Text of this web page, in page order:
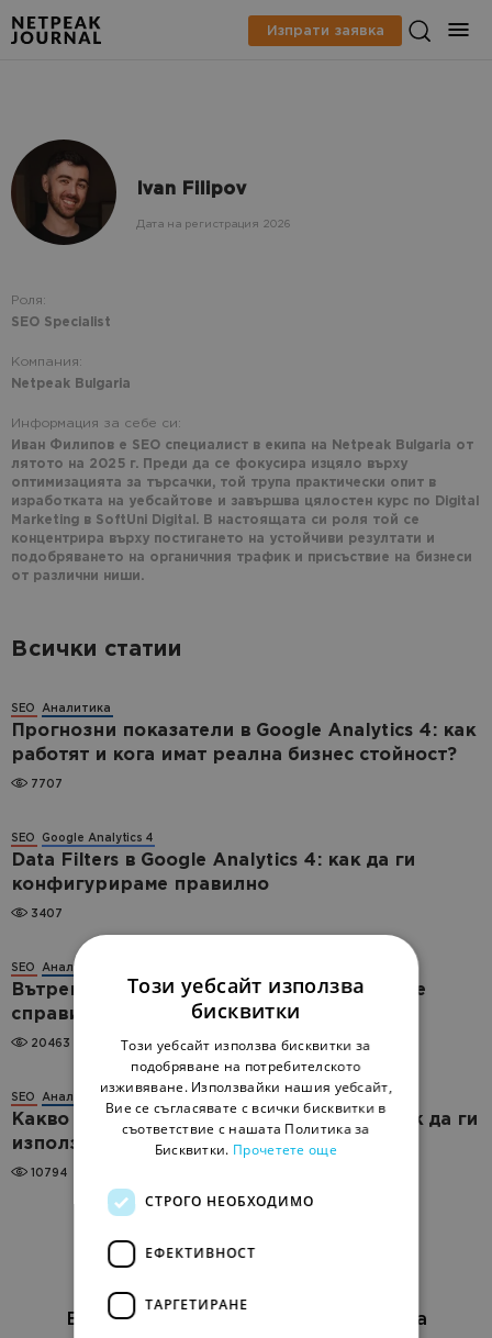
Изпрати заявка
Ivan Filipov
Дата на регистрация 2026
Роля:
SEO Specialist
Компания:
Netpeak Bulgaria
Информация за себе си:
Иван Филипов е SEO специалист в екипа на Netpeak Bulgaria от
лятото на 2025 г. Преди да се фокусира изцяло върху
оптимизацията за търсачки, той трупа практически опит в
изработката на уебсайтове и завършва цялостен курс по Digital
Marketing в SoftUni Digital. В настоящата си роля той се
концентрира върху постигането на устойчиви резултати и
подобряването на органичния трафик и присъствие на бизнеси
от различни ниши.
Всички статии
SEO Aналитика
Прогнозни показатели в Google Analytics 4: как
работят и кога имат реална бизнес стойност?
7707
SEO Google Analytics 4
Data Filters в Google Analytics 4: как да ги
конфигурираме правилно
3407
SEO Aналитика
Вътрешни дублирани страници - как да се
справим с тях?
20463
SEO Aналитика
Какво представляват log файловете и как да ги
използваме за технически одит
10794
Блог за онлайн маркетинг за бизнеса
Този уебсайт използва
бисквитки
Този уебсайт използва бисквитки за
подобряване на потребителското
изживяване. Използвайки нашия уебсайт,
Вие се съгласявате с всички бисквитки в
съответствие с нашата Политика за
Бисквитки. Прочетете още
СТРОГО НЕОБХОДИМО
ЕФЕКТИВНОСТ
ТАРГЕТИРАНЕ